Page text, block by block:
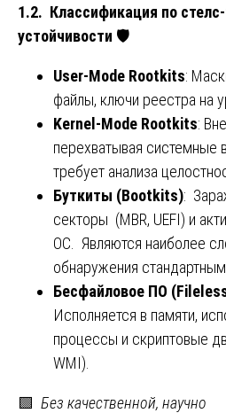
1.2. Классификация по
устойчивости 🛡️
User-Mode Rootkits:
файлы, ключи реестра на
Kernel-Mode Rootkits:
перехватывая
требует анализа
Буткиты (Bootkits):
секторы (MBR, UEFI) и
ОС. Являются наиболее
обнаружения
Бесфайловое ПО
Исполняется в памяти,
процессы и скриптовые
WMI).
🟩 Без качественной, научно